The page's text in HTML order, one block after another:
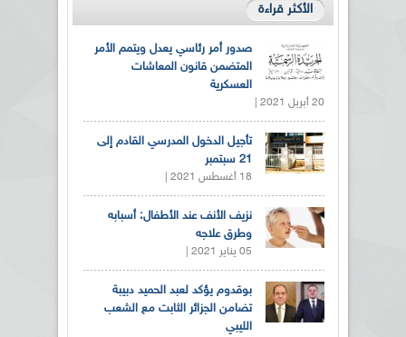
الأكثر قراءة
صدور أمر رئاسي يعدل ويتمم الأمر
المتضمن قانون المعاشات
العسكرية
20 أبريل 2021 |
تأجيل الدخول المدرسي القادم إلى
21 سبتمبر
18 أغسطس 2021 |
نزيف الأنف عند الأطفال: أسبابه
وطرق علاجه
05 يناير 2021 |
بوقدوم يؤكد لعبد الحميد دبيبة
تضامن الجزائر الثابت مع الشعب
الليبي